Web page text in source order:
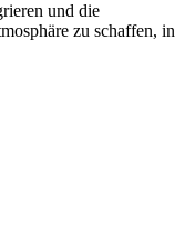
und die
zu schaffen, in